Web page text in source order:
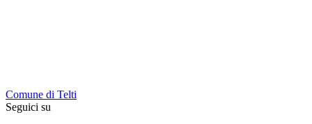
Comune di Telti
Seguici su